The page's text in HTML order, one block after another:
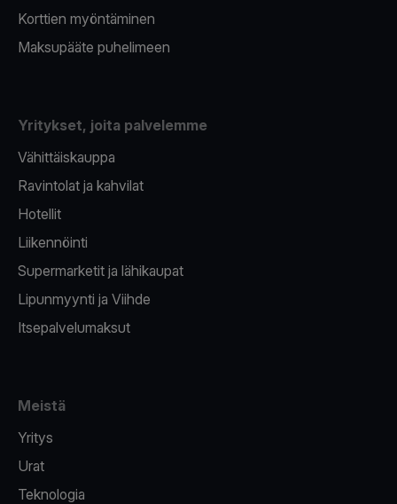
Korttien myöntäminen
Maksupääte puhelimeen
Yritykset, joita palvelemme
Vähittäiskauppa
Ravintolat ja kahvilat
Hotellit
Liikennöinti
Supermarketit ja lähikaupat
Lipunmyynti ja Viihde
Itsepalvelumaksut
Meistä
Yritys
Urat
Teknologia